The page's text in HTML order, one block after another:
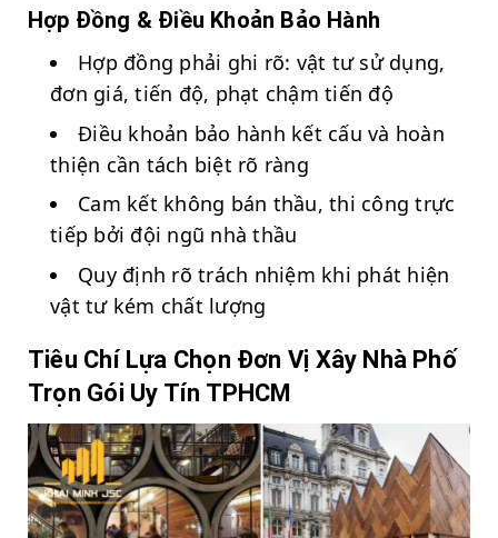
Hợp Đồng & Điều Khoản Bảo Hành
Hợp đồng phải ghi rõ: vật tư sử dụng,
đơn giá, tiến độ, phạt chậm tiến độ
Điều khoản bảo hành kết cấu và hoàn
thiện cần tách biệt rõ ràng
Cam kết không bán thầu, thi công trực
tiếp bởi đội ngũ nhà thầu
Quy định rõ trách nhiệm khi phát hiện
vật tư kém chất lượng
Tiêu Chí Lựa Chọn Đơn Vị Xây Nhà Phố
Trọn Gói Uy Tín TPHCM